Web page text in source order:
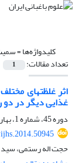
کلیدواژه‌ها =
تعداد مقالات: 1
اثر غلظت‏های
غذایی دیگر در
دوره 45، شماره 1، بهار 1393، صفحه
حجت اله رستمی، سید